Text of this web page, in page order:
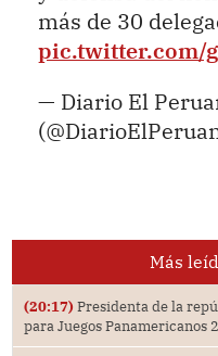
más de 30
pic.twitter.com/
— Diario El
Más
(20:17) Presidenta de la
para Juegos Panamericanos